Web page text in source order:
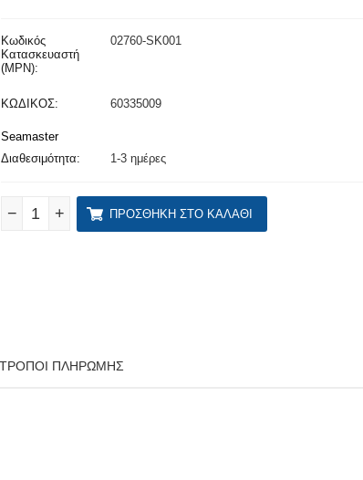
Κωδικός
Κατασκευαστή
(MPN):
02760-SK001
ΚΩΔΙΚΟΣ: 60335009
Seamaster
Διαθεσιμότητα:
1-3 ημέρες
+
− ΠΡΟΣΘΉΚΗ ΣΤΟ ΚΑΛΆΘΙ
ΤΡΌΠΟΙ ΠΛΗΡΩΜΉΣ